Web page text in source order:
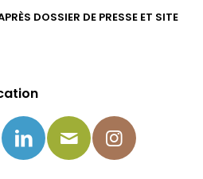
DOSSIER DE PRESSE ET SITE